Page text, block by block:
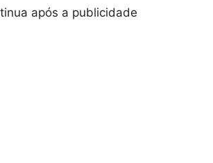
após a publicidade